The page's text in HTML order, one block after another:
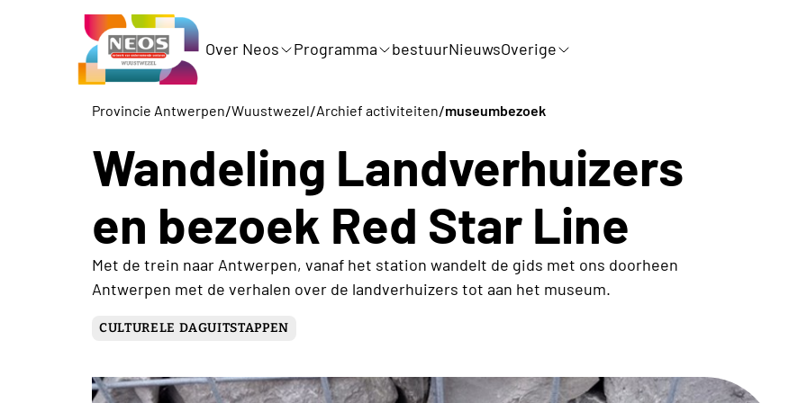
Over Neos Programma bestuurNieuwsOverige
Provincie Antwerpen/Wuustwezel/Archief activiteiten/museumbezoek
Wandeling Landverhuizers
en bezoek Red Star Line
Met de trein naar Antwerpen, vanaf het station wandelt de gids met ons doorheen
Antwerpen met de verhalen over de landverhuizers tot aan het museum.
CULTURELE DAGUITSTAPPEN